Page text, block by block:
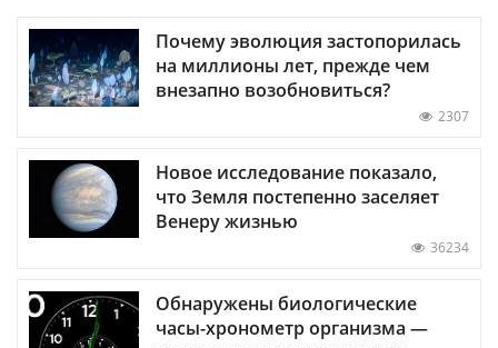
Почему эволюция застопорилась
на миллионы лет, прежде чем
внезапно возобновиться?
2307
Новое исследование показало,
что Земля постепенно заселяет
Венеру жизнью
36234
Обнаружены биологические
часы-хронометр организма —